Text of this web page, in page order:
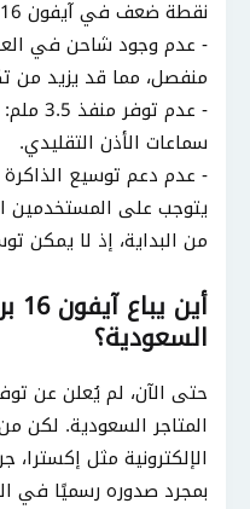
نقطة ضعف في آيفون 16 برو ماكس.
- عدم وجود شاحن في
منفصل، مما قد يزيد من
- عدم
سماعات الأذن التقليدي.
- عدم دعم توسيع
يتوجب على المستخدمين
من البداية، إذ لا يمكن
السعودية؟
المتاجر السعودية. لكن
الإلكترونية مثل
بمجرد صدوره رسميًا في